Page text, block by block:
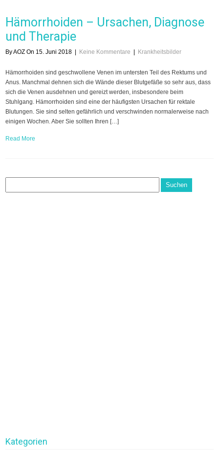
Hämorrhoiden – Ursachen, Diagnose
und Therapie
By AOZ On 15. Juni 2018 Keine Kommentare Krankheitsbilder
Hämorrhoiden sind geschwollene Venen im untersten Teil des Rektums und
Anus. Manchmal dehnen sich die Wände dieser Blutgefäße so sehr aus, dass
sich die Venen ausdehnen und gereizt werden, insbesondere beim
Stuhlgang. Hämorrhoiden sind eine der häufigsten Ursachen für rektale
Blutungen. Sie sind selten gefährlich und verschwinden normalerweise nach
einigen Wochen. Aber Sie sollten Ihren […]
Read More
Kategorien